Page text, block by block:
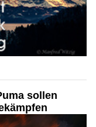
sollen